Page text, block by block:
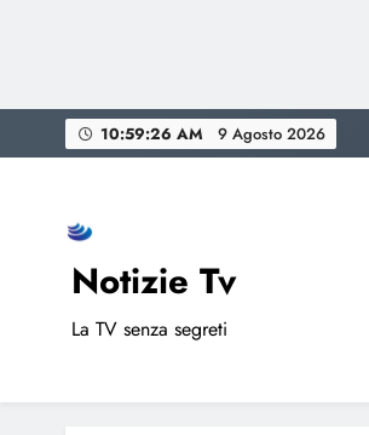
to
10:59:27 AM 9 Agosto 2026
Notizie Tv
La TV senza segreti